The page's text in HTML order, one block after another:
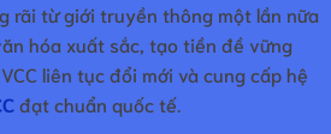
rãi từ giới truyền thông một lần nữa
hóa xuất sắc, tạo tiền đề vững
liên tục đổi mới và cung cấp hệ
đạt chuẩn quốc tế.